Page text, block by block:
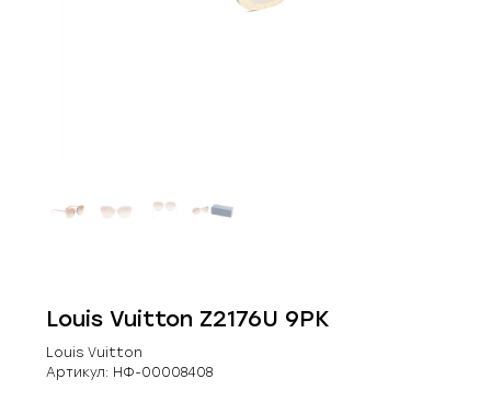
Louis Vuitton Z2176U 9PK
Louis Vuitton
Артикул: НФ-00008408